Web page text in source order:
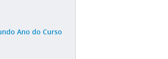
Ano do Curso